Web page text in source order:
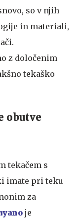
so v njih
in materiali,
z določenim
tekaško
obutve
tekačem s
imate pri teku
za
je